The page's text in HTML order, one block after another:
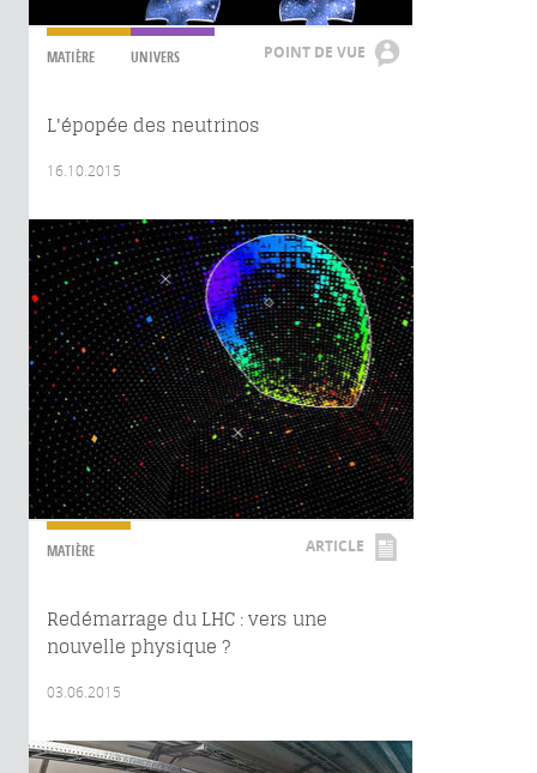
MATIÈRE UNIVERS POINT DE VUE
L'épopée des neutrinos
16.10.2015
MATIÈRE ARTICLE
Redémarrage du LHC : vers une
nouvelle physique ?
03.06.2015